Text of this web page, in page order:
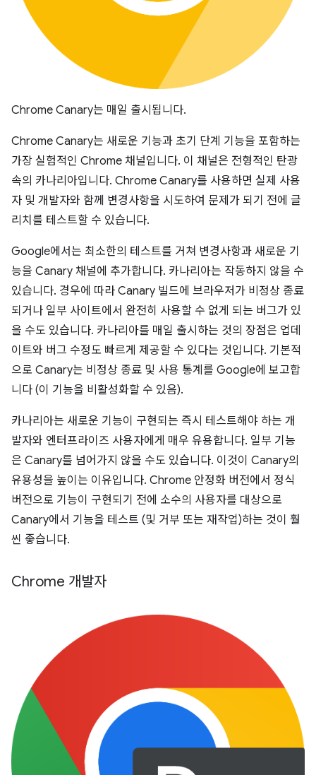
Chrome Canary는 매일 출시됩니다.
Chrome Canary는 새로운 기능과 초기 단계 기능을 포함하는
가장 실험적인 Chrome 채널입니다. 이 채널은 전형적인 탄광
속의 카나리아입니다. Chrome Canary를 사용하면 실제 사용
자 및 개발자와 함께 변경사항을 시도하여 문제가 되기 전에 글
리치를 테스트할 수 있습니다.
Google에서는 최소한의 테스트를 거쳐 변경사항과 새로운 기
능을 Canary 채널에 추가합니다. 카나리아는 작동하지 않을 수
있습니다. 경우에 따라 Canary 빌드에 브라우저가 비정상 종료
되거나 일부 사이트에서 완전히 사용할 수 없게 되는 버그가 있
을 수도 있습니다. 카나리아를 매일 출시하는 것의 장점은 업데
이트와 버그 수정도 빠르게 제공할 수 있다는 것입니다. 기본적
으로 Canary는 비정상 종료 및 사용 통계를 Google에 보고합
니다 (이 기능을 비활성화할 수 있음).
카나리아는 새로운 기능이 구현되는 즉시 테스트해야 하는 개
발자와 엔터프라이즈 사용자에게 매우 유용합니다. 일부 기능
은 Canary를 넘어가지 않을 수도 있습니다. 이것이 Canary의
유용성을 높이는 이유입니다. Chrome 안정화 버전에서 정식
버전으로 기능이 구현되기 전에 소수의 사용자를 대상으로
Canary에서 기능을 테스트 (및 거부 또는 재작업)하는 것이 훨
씬 좋습니다.
Chrome 개발자